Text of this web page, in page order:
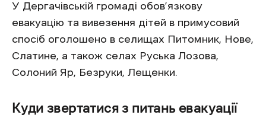
У Дергачівській громаді обов’язкову
евакуацію та вивезення дітей в примусовий
спосіб оголошено в селищах Питомник, Нове,
Слатине, а також селах Руська Лозова,
Солоний Яр, Безруки, Лещенки.
Куди звертатися з питань евакуації